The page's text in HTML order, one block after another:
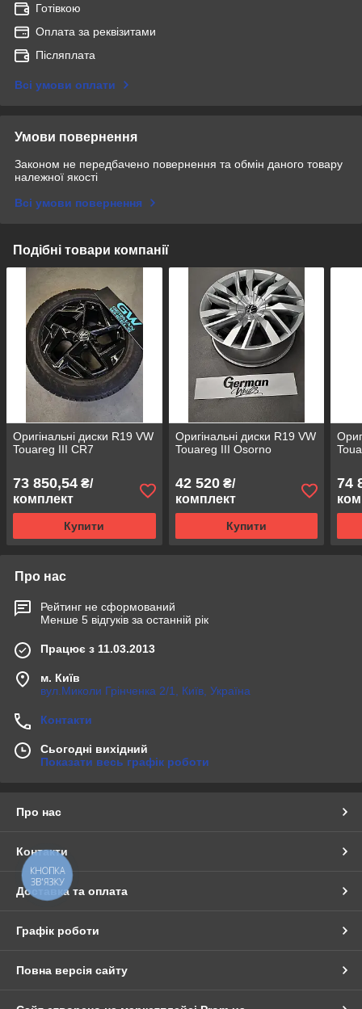
Готівкою
Оплата за реквізитами
Післяплата
Всі умови оплати
Умови повернення
Законом не передбачено повернення та обмін даного товару
належної якості
Всі умови повернення
Подібні товари компанії
Оригінальні диски R19 VW
Touareg III CR7
73 850,54 ₴/
комплект
Купити
Оригінальні диски R19 VW
Touareg III Osorno
42 520₴/
комплект
Купити
74
Про нас
Рейтинг не сформований
Менше 5 відгуків за останній рік
Працює з 11.03.2013
м. Київ
вул.Миколи Грінченка 2/1, Київ, Україна
Контакти
Сьогодні вихідний
Показати весь графік роботи
Про нас
Контакти
Доставка та оплата
Графік роботи
Повна версія сайту
КНОПКА
ЗВ'ЯЗКУ